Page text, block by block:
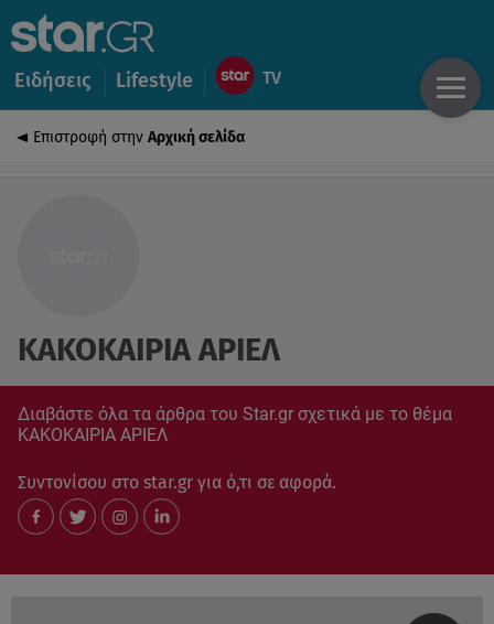
Ειδήσεις Lifestyle
Επιστροφή στην Αρχική σελίδα
ΚΑΚΟΚΑΙΡΙΑ ΑΡΙΕΛ
Διαβάστε όλα τα άρθρα του Star.gr σχετικά με το θέμα
ΚΑΚΟΚΑΙΡΙΑ ΑΡΙΕΛ
Συντονίσου στο star.gr για ό,τι σε αφορά.